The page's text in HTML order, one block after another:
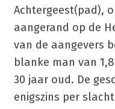
Achtergeest(pad),
aangerand op de
van de aangevers
blanke man van
30 jaar oud. De
enigszins per